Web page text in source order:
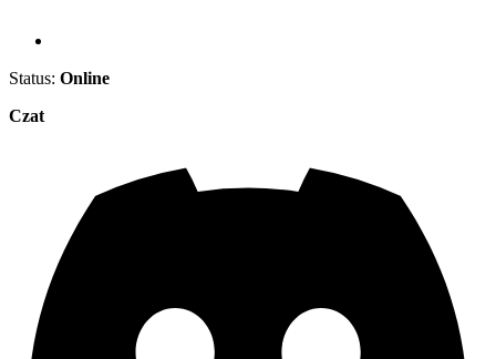
Status: Online
Czat